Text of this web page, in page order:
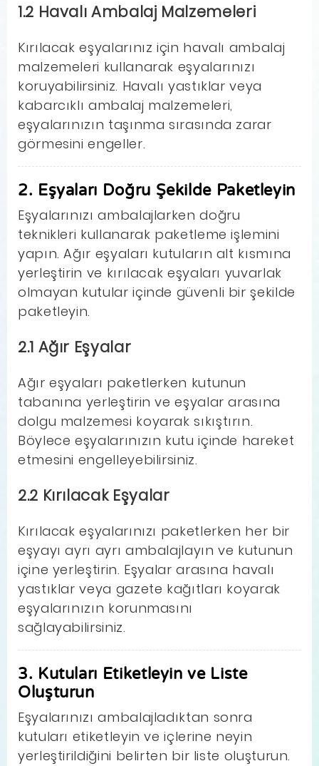
1.2 Havalı Ambalaj Malzemeleri
Kırılacak eşyalarınız için havalı ambalaj
malzemeleri kullanarak eşyalarınızı
koruyabilirsiniz. Havalı yastıklar veya
kabarcıklı ambalaj malzemeleri,
eşyalarınızın taşınma sırasında zarar
görmesini engeller.
2. Eşyaları Doğru Şekilde Paketleyin
Eşyalarınızı ambalajlarken doğru
teknikleri kullanarak paketleme işlemini
yapın. Ağır eşyaları kutuların alt kısmına
yerleştirin ve kırılacak eşyaları yuvarlak
olmayan kutular içinde güvenli bir şekilde
paketleyin.
2.1 Ağır Eşyalar
Ağır eşyaları paketlerken kutunun
tabanına yerleştirin ve eşyalar arasına
dolgu malzemesi koyarak sıkıştırın.
Böylece eşyalarınızın kutu içinde hareket
etmesini engelleyebilirsiniz.
2.2 Kırılacak Eşyalar
Kırılacak eşyalarınızı paketlerken her bir
eşyayı ayrı ayrı ambalajlayın ve kutunun
içine yerleştirin. Eşyalar arasına havalı
yastıklar veya gazete kağıtları koyarak
eşyalarınızın korunmasını
sağlayabilirsiniz.
3. Kutuları Etiketleyin ve Liste
Oluşturun
Eşyalarınızı ambalajladıktan sonra
kutuları etiketleyin ve içlerine neyin
yerleştirildiğini belirten bir liste oluşturun.